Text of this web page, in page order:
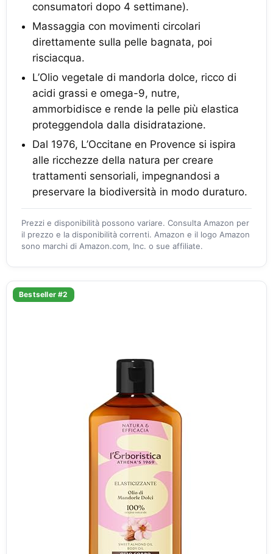
consumatori dopo 4 settimane).
Massaggia con movimenti circolari
direttamente sulla pelle bagnata, poi
risciacqua.
L’Olio vegetale di mandorla dolce, ricco di
acidi grassi e omega-9, nutre,
ammorbidisce e rende la pelle più elastica
proteggendola dalla disidratazione.
Dal 1976, L’Occitane en Provence si ispira
alle ricchezze della natura per creare
trattamenti sensoriali, impegnandosi a
preservare la biodiversità in modo duraturo.
Prezzi e disponibilità possono variare. Consulta Amazon per
il prezzo e la disponibilità correnti. Amazon e il logo Amazon
sono marchi di Amazon.com, Inc. o sue affiliate.
Bestseller #2